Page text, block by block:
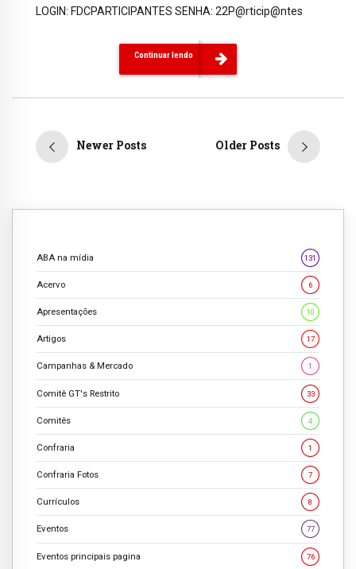
LOGIN: FDCPARTICIPANTES SENHA: 22P@rticip@ntes
Continuar lendo
Newer Posts Older Posts
ABA na mídia 131
Acervo 6
Apresentações 10
Artigos 17
Campanhas & Mercado 1
Comitê GT's Restrito 33
Comitês 4
Confraria 1
Confraria Fotos 7
Currículos 8
Eventos 77
Eventos principais pagina 76